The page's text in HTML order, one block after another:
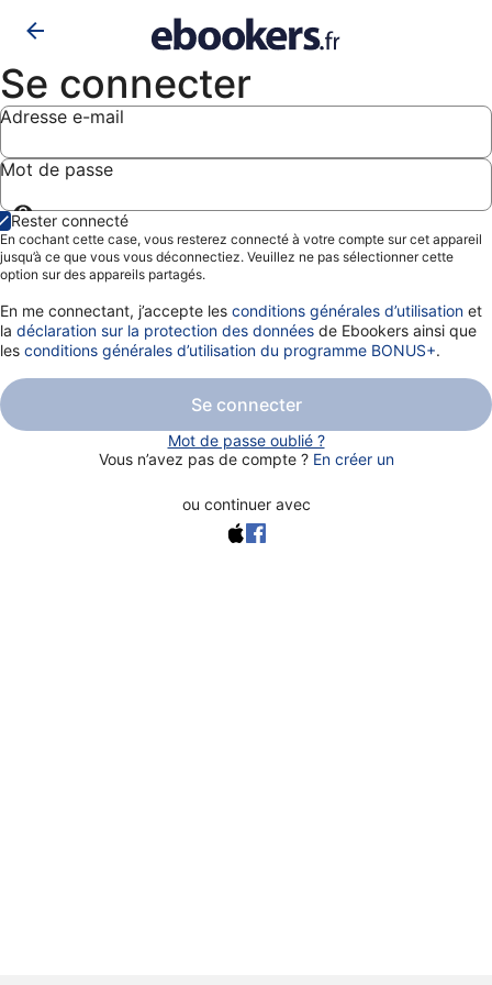
Se connecter
Adresse e-mail
Mot de passe
Afficher
le
mot
de
Rester connecté
En cochant cette case, vous resterez connecté à votre compte sur cet appareil
jusqu’à ce que vous vous déconnectiez. Veuillez ne pas sélectionner cette
option sur des appareils partagés.
En me connectant, j’accepte les conditions générales d’utilisation et
la déclaration sur la protection des données de Ebookers ainsi que
les conditions générales d’utilisation du programme BONUS+.
Se connecter
Mot de passe oublié ?
Vous n’avez pas de compte ? En créer un
ou continuer avec